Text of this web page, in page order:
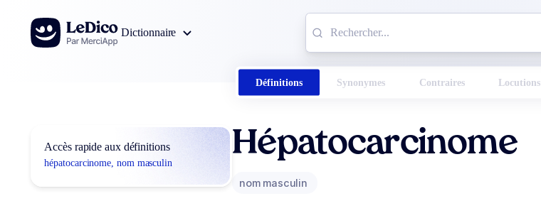
Aller au contenu
Dictionnaire
Définitions Synonymes Contraires Locutions
Accès rapide aux définitions
hépatocarcinome, nom masculin
Hépatocarcinome
nom masculin